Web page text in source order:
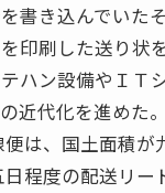
書き込んでいた
印刷した送り状を
ハン設備やＩＴ
近代化を進めた。
は、国土面積が
程度の配送リー